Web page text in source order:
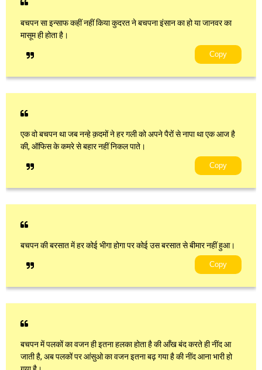
बचपन सा इन्साफ कहीं नहीं किया कुदरत ने बचपना इंसान का हो या जानवर का
मासूम ही होता है।
Copy
एक वो बचपन था जब नन्हे क़दमों ने हर गली को अपने पैरों से नापा था एक आज है
की, ऑफिस के कमरे से बहार नहीं निकल पाते।
Copy
बचपन की बरसात में हर कोई भीगा होगा पर कोई उस बरसात से बीमार नहीं हुआ।
Copy
बचपन में पलकों का वजन ही इतना हलका होता है की आँख बंद करते ही नींद आ
जाती है, अब पलकों पर आंसुओ का वजन इतना बढ़ गया है की नींद आना भारी हो